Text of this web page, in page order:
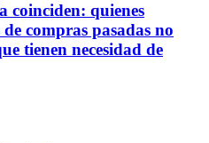
coinciden: quienes
compras pasadas no
tienen necesidad de